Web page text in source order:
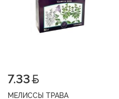
7.33
МЕЛИССЫ ТРАВА